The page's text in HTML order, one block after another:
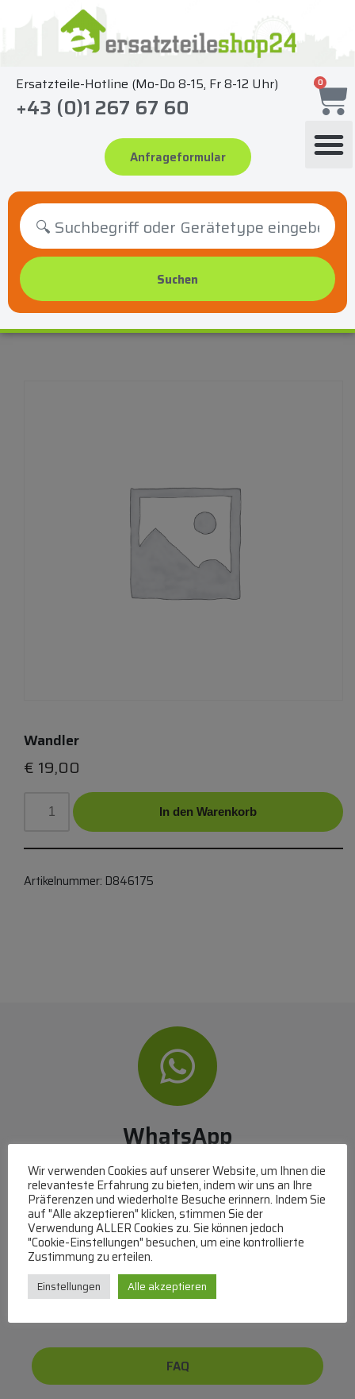
springen
Ersatzteile-Hotline (Mo-Do 8-15, Fr 8-12 Uhr)
+43 (0)1 267 67 60
Anfrageformular
0
Wandler
€ 19,00
In den Warenkorb
Artikelnummer: D846175
WhatsApp
Mit WhatsApp Kontakt mit dem Service Team
aufnehmen
(MO-DO 8-17, FR 8-15 Uhr,+43 1 267 67 60)
Bei uns können Sie bezahlen per:
Überweisung
PayPal
MasterCard
FAQ
Wir verwenden Cookies auf unserer Website, um Ihnen die
relevanteste Erfahrung zu bieten, indem wir uns an Ihre
Präferenzen und wiederholte Besuche erinnern. Indem Sie
auf "Alle akzeptieren" klicken, stimmen Sie der
Verwendung ALLER Cookies zu. Sie können jedoch
"Cookie-Einstellungen" besuchen, um eine kontrollierte
Zustimmung zu erteilen.
Einstellungen Alle akzeptieren